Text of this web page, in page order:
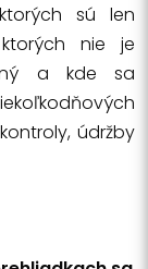
sú len
nie je
a kde sa
údržby